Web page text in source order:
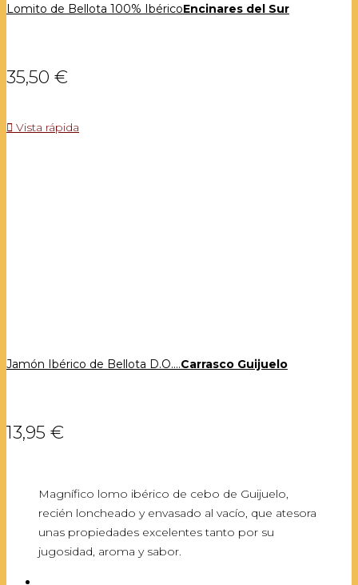
Lomito de Bellota 100% IbéricoEncinares del Sur
35,50 €
 Vista rápida
Jamón Ibérico de Bellota D.O....Carrasco Guijuelo
13,95 €
Magnífico lomo ibérico de cebo de Guijuelo,
recién loncheado y envasado al vacío, que atesora
unas propiedades excelentes tanto por su
jugosidad, aroma y sabor.